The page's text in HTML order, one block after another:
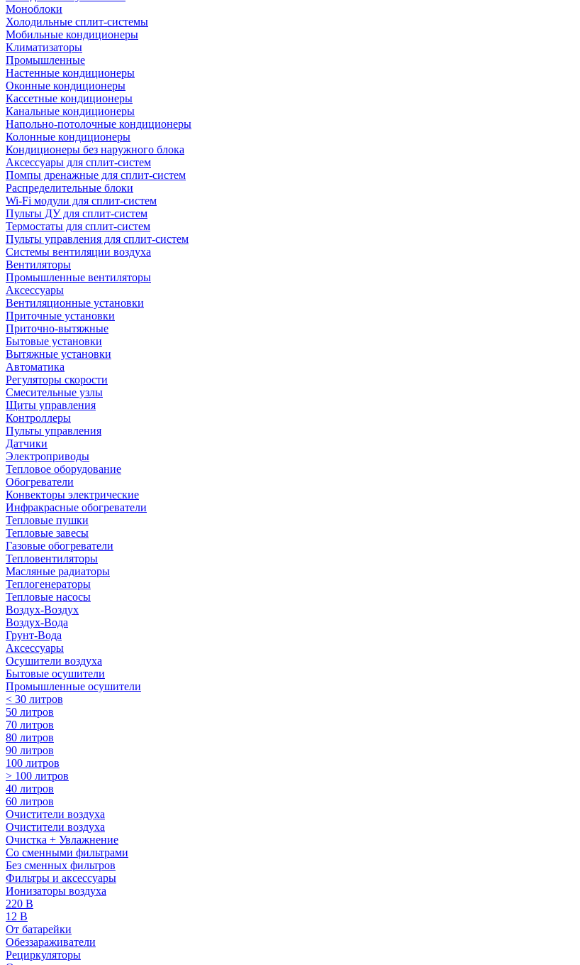
Моноблоки
Холодильные сплит-системы
Мобильные кондиционеры
Климатизаторы
Промышленные
Настенные кондиционеры
Оконные кондиционеры
Кассетные кондиционеры
Канальные кондиционеры
Напольно-потолочные кондиционеры
Колонные кондиционеры
Кондиционеры без наружного блока
Аксессуары для сплит-систем
Помпы дренажные для сплит-систем
Распределительные блоки
Wi-Fi модули для сплит-систем
Пульты ДУ для сплит-систем
Термостаты для сплит-систем
Пульты управления для сплит-систем
Системы вентиляции воздуха
Вентиляторы
Промышленные вентиляторы
Аксессуары
Вентиляционные установки
Приточные установки
Приточно-вытяжные
Бытовые установки
Вытяжные установки
Автоматика
Регуляторы скорости
Смесительные узлы
Щиты управления
Контроллеры
Пульты управления
Датчики
Электроприводы
Тепловое оборудование
Обогреватели
Конвекторы электрические
Инфракрасные обогреватели
Тепловые пушки
Тепловые завесы
Газовые обогреватели
Тепловентиляторы
Масляные радиаторы
Теплогенераторы
Тепловые насосы
Воздух-Воздух
Воздух-Вода
Грунт-Вода
Аксессуары
Осушители воздуха
Бытовые осушители
Промышленные осушители
< 30 литров
50 литров
70 литров
80 литров
90 литров
100 литров
> 100 литров
40 литров
60 литров
Очистители воздуха
Очистители воздуха
Очистка + Увлажнение
Cо сменными фильтрами
Без сменных фильтров
Фильтры и аксессуары
Ионизаторы воздуха
220 В
12 В
От батарейки
Обеззараживатели
Рециркуляторы